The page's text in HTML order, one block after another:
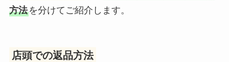
方法を分けてご紹介します。
店頭での返品方法